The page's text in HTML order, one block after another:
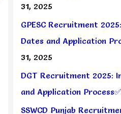
31, 2025
GPESC Recruitment
Dates and Application
31, 2025
DGT Recruitment 2025:
and Application Process✅
SSWCD Punjab